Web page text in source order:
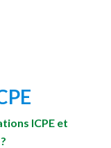
ICPE et